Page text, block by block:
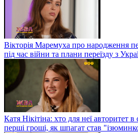
Вікторія Маремуха про народження
під час війни та плани переїзду з
Катя Нікітіна: хто для неї авторитет в
перші гроші, як шпагат став